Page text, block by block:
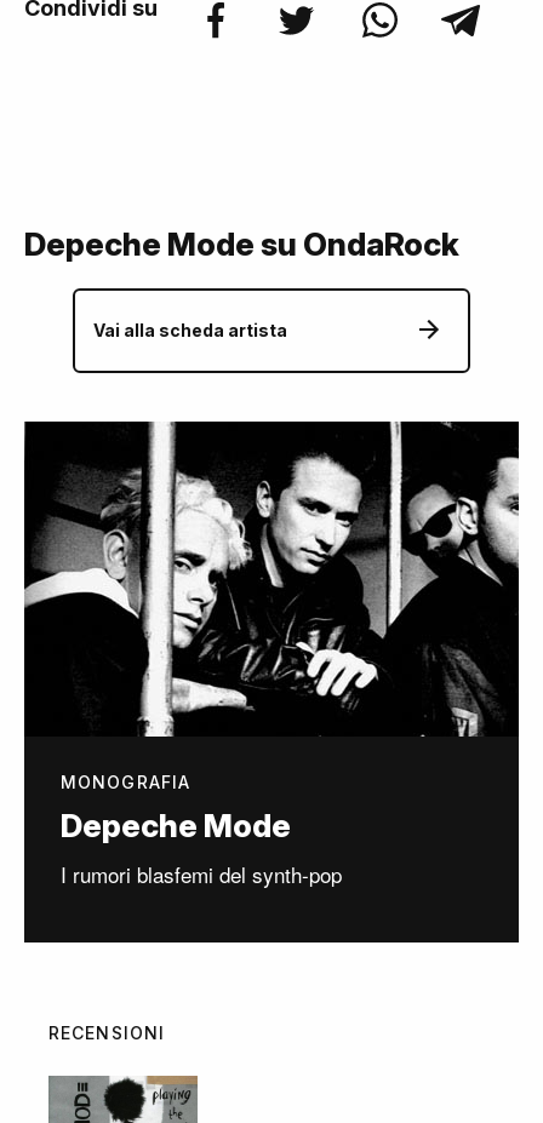
Condividi su
Depeche Mode su OndaRock
Vai alla scheda artista
MONOGRAFIA
Depeche Mode
I rumori blasfemi del synth-pop
RECENSIONI